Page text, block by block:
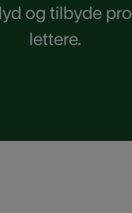
og tilbyde
lettere.